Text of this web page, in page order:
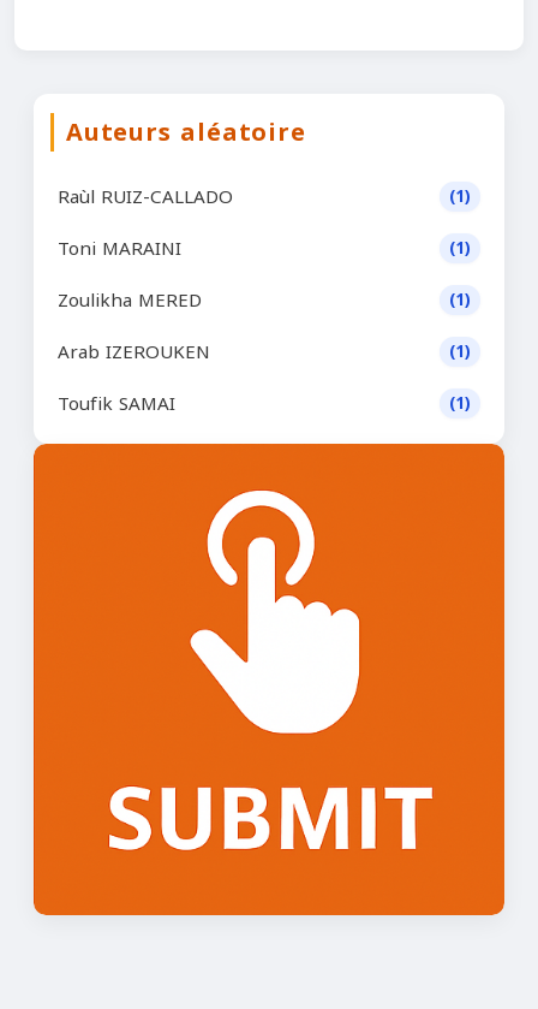
Auteurs aléatoire
Raùl RUIZ-CALLADO (1)
Toni MARAINI (1)
Zoulikha MERED (1)
Arab IZEROUKEN (1)
Toufik SAMAI (1)